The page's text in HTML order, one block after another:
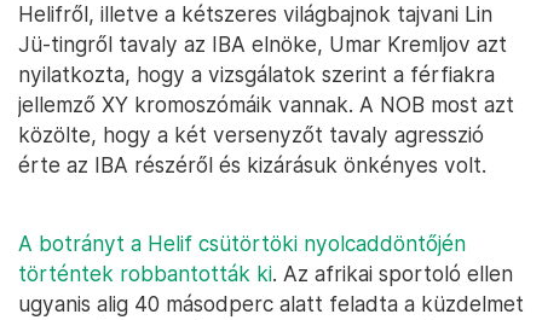
Helifről, illetve a kétszeres világbajnok tajvani Lin
Jü-tingről tavaly az IBA elnöke, Umar Kremljov azt
nyilatkozta, hogy a vizsgálatok szerint a férfiakra
jellemző XY kromoszómáik vannak. A NOB most azt
közölte, hogy a két versenyzőt tavaly agresszió
érte az IBA részéről és kizárásuk önkényes volt.
A botrányt a Helif csütörtöki nyolcaddöntőjén
történtek robbantották ki. Az afrikai sportoló ellen
ugyanis alig 40 másodperc alatt feladta a küzdelmet